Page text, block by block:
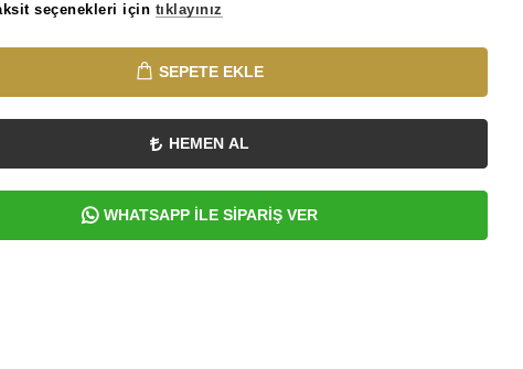
seçenekleri için tıklayınız
SEPETE EKLE
HEMEN AL
WHATSAPP İLE SİPARİŞ VER